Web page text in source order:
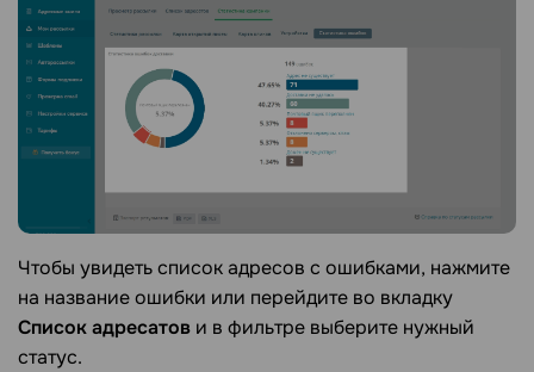
Чтобы увидеть список адресов с ошибками, нажмите
на название ошибки или перейдите во вкладку
Список адресатов и в фильтре выберите нужный
статус.